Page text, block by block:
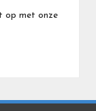
op met onze